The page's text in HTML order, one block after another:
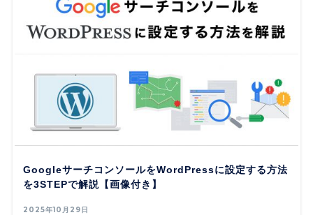
GoogleサーチコンソールをWordPressに設定する方法
を3STEPで解説【画像付き】
2025年10月29日